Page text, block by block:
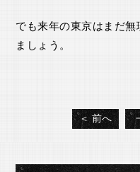
でも来年の東京はまだ
ましょう。
＜ 前へ